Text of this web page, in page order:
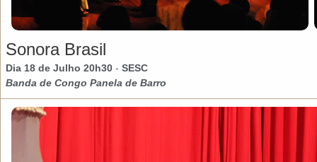
Sonora Brasil
Dia 18 de Julho 20h30 - SESC
Banda de Congo Panela de Barro